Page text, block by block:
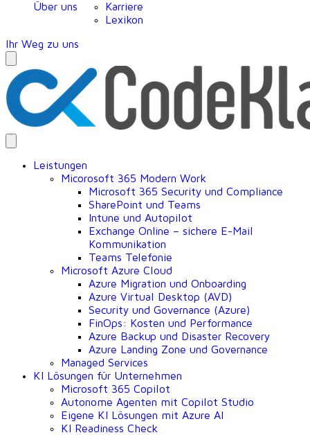
Über uns
Karriere
Lexikon
Ihr Weg zu uns
Leistungen
Micorosoft 365 Modern Work
Microsoft 365 Security und Compliance
SharePoint und Teams
Intune und Autopilot
Exchange Online – sichere E-Mail
Kommunikation
Teams Telefonie
Microsoft Azure Cloud
Azure Migration und Onboarding
Azure Virtual Desktop (AVD)
Security und Governance (Azure)
FinOps: Kosten und Performance
Azure Backup und Disaster Recovery
Azure Landing Zone und Governance
Managed Services
KI Lösungen für Unternehmen
Microsoft 365 Copilot
Autonome Agenten mit Copilot Studio
Eigene KI Lösungen mit Azure AI
KI Readiness Check